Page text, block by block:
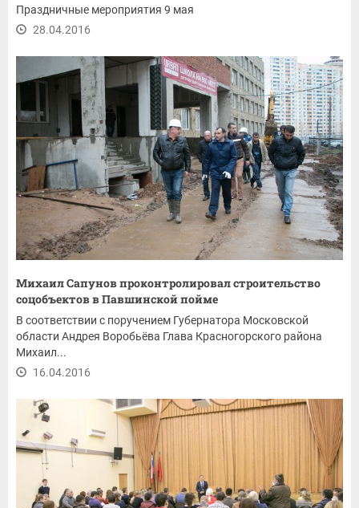
Праздничные мероприятия 9 мая
28.04.2016
Михаил Сапунов проконтролировал строительство
соцобъектов в Павшинской пойме
В соответствии с поручением Губернатора Московской
области Андрея Воробьёва Глава Красногорского района
Михаил...
16.04.2016